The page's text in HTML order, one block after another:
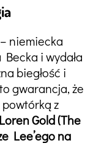
niemiecka
i wydała
biegłość i
gwarancja, że
z
Gold (The
Lee’ego na